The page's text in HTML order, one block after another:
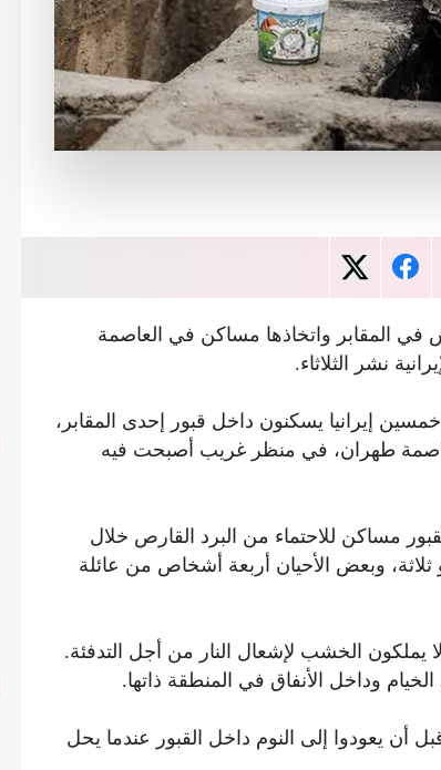
في المقابر واتخاذها مساكن في العاصمة
نشر الثلاثاء.
إيرانيا يسكنون داخل قبور إحدى المقابر،
طهران، في منظر غريب أصبحت فيه
مساكن للاحتماء من البرد القارص خلال
وبعض الأحيان أربعة أشخاص من عائلة
يملكون الخشب لإشعال النار من أجل التدفئة.
وداخل الأنفاق في المنطقة ذاتها.
يعودوا إلى النوم داخل القبور عندما يحل